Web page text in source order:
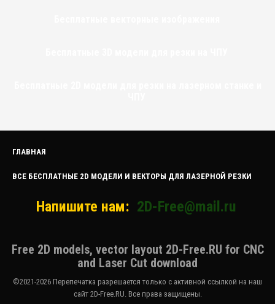
ГЛАВНАЯ
ВСЕ БЕСПЛАТНЫЕ 2D МОДЕЛИ И ВЕКТОРЫ ДЛЯ ЛАЗЕРНОЙ РЕЗКИ
Напишите нам: 2D-Free@mail.ru
Free 2D models, vector layout 2D-Free.RU for CNC
and Laser Cut download
©2021-2026 Перепечатка разрешается только с активной ссылкой на наш
сайт 2D-Free.RU. Все права защищены.